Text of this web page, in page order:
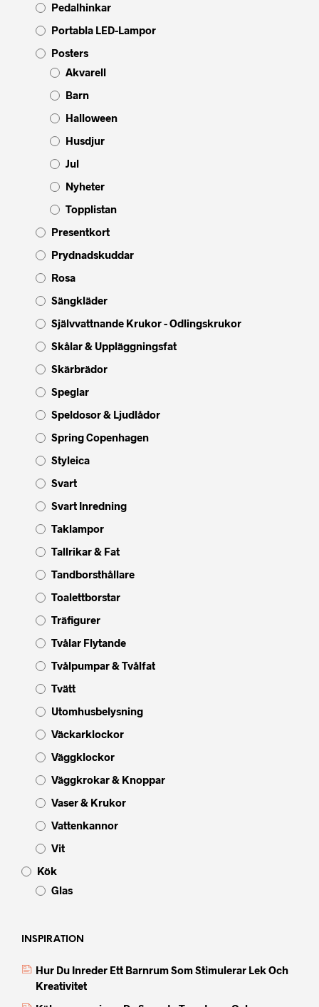
Pedalhinkar
Portabla LED-Lampor
Posters
Akvarell
Barn
Halloween
Husdjur
Jul
Nyheter
Topplistan
Presentkort
Prydnadskuddar
Rosa
Sängkläder
Självvattnande Krukor - Odlingskrukor
Skålar & Uppläggningsfat
Skärbrädor
Speglar
Speldosor & Ljudlådor
Spring Copenhagen
Styleica
Svart
Svart Inredning
Taklampor
Tallrikar & Fat
Tandborsthållare
Toalettborstar
Träfigurer
Tvålar Flytande
Tvålpumpar & Tvålfat
Tvätt
Utomhusbelysning
Väckarklockor
Väggklockor
Väggkrokar & Knoppar
Vaser & Krukor
Vattenkannor
Vit
Kök
Glas
INSPIRATION
Hur Du Inreder Ett Barnrum Som Stimulerar Lek Och
Kreativitet